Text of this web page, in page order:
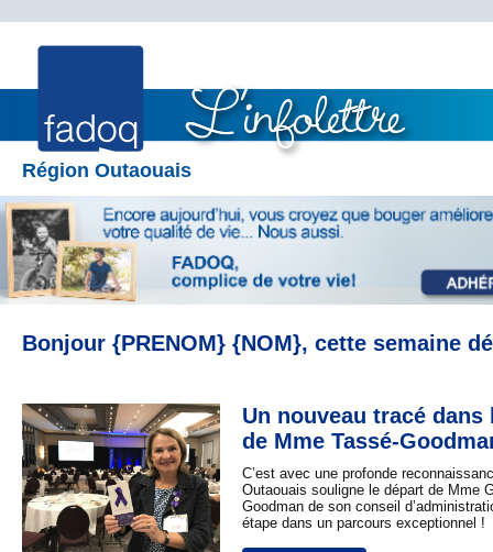
Région Outaouais
Bonjour {PRENOM} {NOM}, cette semaine
Un nouveau tracé dans
de Mme Tassé-
C’est avec une profonde
Outaouais souligne le départ de Mme
Goodman de son conseil
étape dans un parcours exceptionnel !